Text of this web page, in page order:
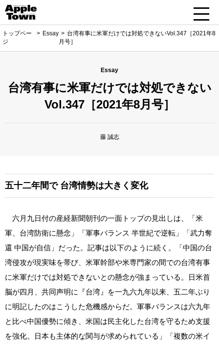
トップペー
ジ
Essay
台湾有事に米軍だけでは対処できないVol.347［2021年8
月号］
Essay
台湾有事に米軍だけでは対処できない
Vol.347［2021年8月号］
藤 誠志
五十二年間で台湾情勢は大きく変化
六月九日付の産経新聞朝刊の一面トップの見出しは、「米
軍、台湾防衛に懸念」「軍事バランス 半世紀で逆転」「武力奪
還 中国が自信」だった。記事は以下のように続く。「中国の台
湾侵攻が現実味を帯び、米軍幹部や米専門家の間での台湾有事
に米軍だけでは対処できないとの懸念が強まっている。日米首
脳が四月、共同声明に『台湾』を一九六九年以来、五二年ぶり
に明記したのはこうした危機感からだ。軍事バランスは六九年
と比べ中国優勢に傾き、米国は民主化した台湾を守るため支援
を強化。日本も主体的な関与が求められている」「複数の米イ